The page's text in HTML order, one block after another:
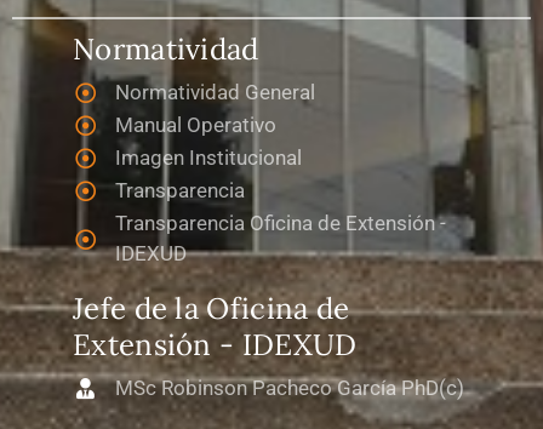
Normatividad
Normatividad General
Manual Operativo
Imagen Institucional
Transparencia
Transparencia Oficina de Extensión -
IDEXUD
Jefe de la Oficina de
Extensión - IDEXUD
MSc Robinson Pacheco García PhD(c)